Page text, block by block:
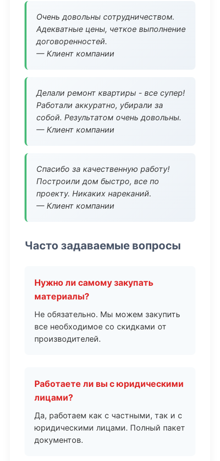
Очень довольны сотрудничеством.
Адекватные цены, четкое выполнение
договоренностей.
— Клиент компании
Делали ремонт квартиры - все супер!
Работали аккуратно, убирали за
собой. Результатом очень довольны.
— Клиент компании
Спасибо за качественную работу!
Построили дом быстро, все по
проекту. Никаких нареканий.
— Клиент компании
Часто задаваемые вопросы
Нужно ли самому закупать
материалы?
Не обязательно. Мы можем закупить
все необходимое со скидками от
производителей.
Работаете ли вы с юридическими
лицами?
Да, работаем как с частными, так и с
юридическими лицами. Полный пакет
документов.